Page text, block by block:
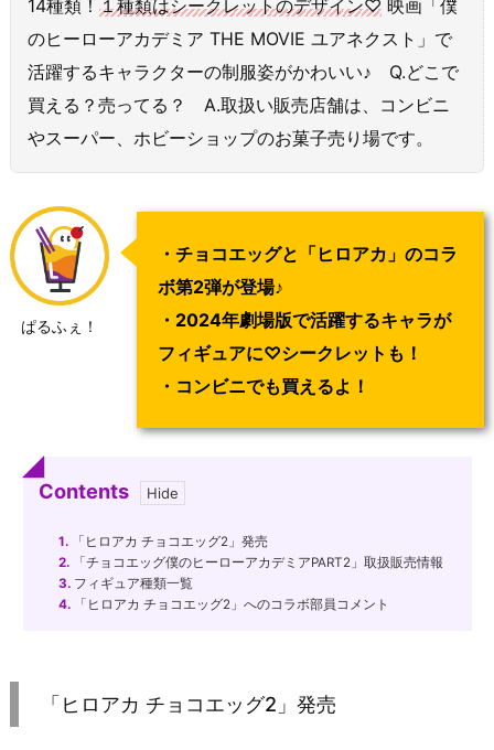
14種類！ １種類はシークレットのデザイン♡ 映画「僕
のヒーローアカデミア THE MOVIE ユアネクスト」で
活躍するキャラクターの制服姿がかわいい♪ Q.どこで
買える？売ってる？ A.取扱い販売店舗は、コンビニ
やスーパー、ホビーショップのお菓子売り場です。
ぱるふぇ！
・チョコエッグと「ヒロアカ」のコラ
ボ第2弾が登場♪
・2024年劇場版で活躍するキャラが
フィギュアに♡シークレットも！
・コンビニでも買えるよ！
Contents
1.「ヒロアカ チョコエッグ2」発売
2.「チョコエッグ僕のヒーローアカデミアPART2」取扱販売情報
3.フィギュア種類一覧
4.「ヒロアカ チョコエッグ2」へのコラボ部員コメント
「ヒロアカ チョコエッグ2」発売